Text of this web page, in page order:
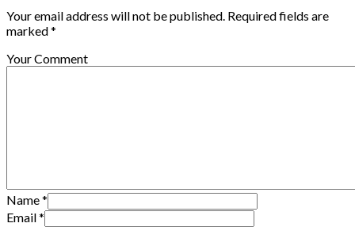
Your email address will not be published. Required fields are
marked *
Your Comment
Name*
Email*